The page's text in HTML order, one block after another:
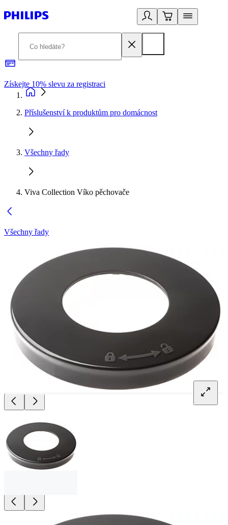
Získejte 10% slevu za registraci
Příslušenství k produktům pro domácnost
Všechny řady
Viva Collection Víko pěchovače
Všechny řady